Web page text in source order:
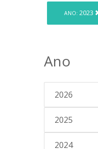
ANO: 2023
Ano
2026
2025
2024